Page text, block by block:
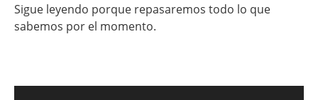
Sigue leyendo porque repasaremos todo lo que
sabemos por el momento.